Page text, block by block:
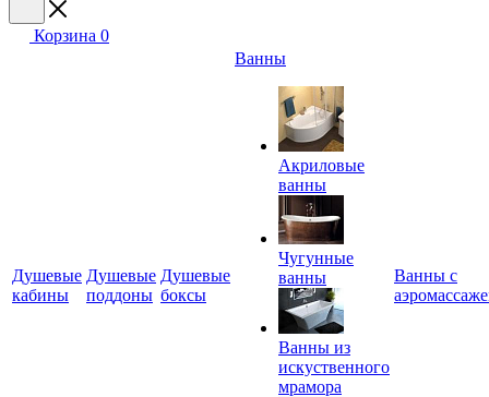
Корзина 0
Душевые
кабины
Душевые
поддоны
Душевые
боксы
Ванны
Акриловые
ванны
Чугунные
ванны
Ванны из
искуственного
мрамора
Ванны с